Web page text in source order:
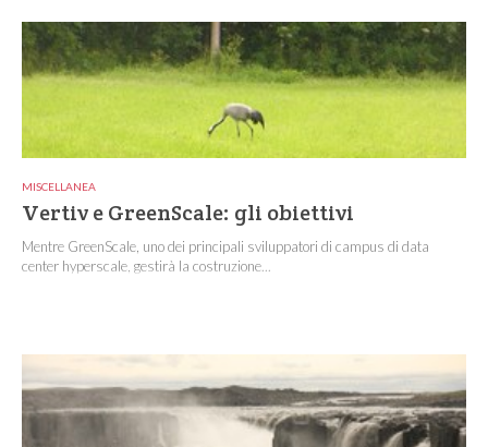
MISCELLANEA
Vertiv e GreenScale: gli obiettivi
Mentre GreenScale, uno dei principali sviluppatori di campus di data
center hyperscale, gestirà la costruzione...